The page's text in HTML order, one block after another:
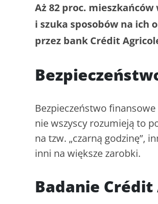
Aż 82 proc.
i szuka sposobów na ich
przez bank Crédit
Bezpieczeństwo
nie wszyscy rozumieją to
na tzw. „czarną godzinę”,
inni na większe zarobki.
Badanie